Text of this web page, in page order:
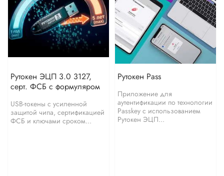
Рутокен ЭЦП 3.0 3127,
серт. ФСБ с формуляром
USB-токены с усиленной
защитой чипа, сертификацией
ФСБ и ключами сроком...
Рутокен Pass
Приложение для
аутентификации по технологии
Passkey с использованием
Рутокен ЭЦП...